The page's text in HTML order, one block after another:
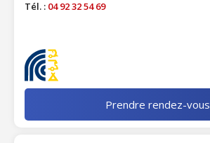
Tél. : 04 92 32 54 69
Prendre rendez-vous